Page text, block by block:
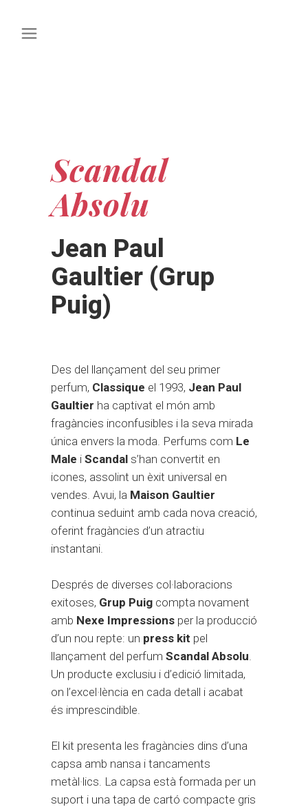
Scandal
Absolu
Jean Paul
Gaultier (Grup
Puig)
Des del llançament del seu primer
perfum, Classique el 1993, Jean Paul
Gaultier ha captivat el món amb
fragàncies inconfusibles i la seva mirada
única envers la moda. Perfums com Le
Male i Scandal s’han convertit en
icones, assolint un èxit universal en
vendes. Avui, la Maison Gaultier
continua seduint amb cada nova creació,
oferint fragàncies d’un atractiu
instantani.
Després de diverses col·laboracions
exitoses, Grup Puig compta novament
amb Nexe Impressions per la producció
d’un nou repte: un press kit pel
llançament del perfum Scandal Absolu.
Un producte exclusiu i d’edició limitada,
on l’excel·lència en cada detall i acabat
és imprescindible.
El kit presenta les fragàncies dins d’una
capsa amb nansa i tancaments
metàl·lics. La capsa està formada per un
suport i una tapa de cartó compacte gris